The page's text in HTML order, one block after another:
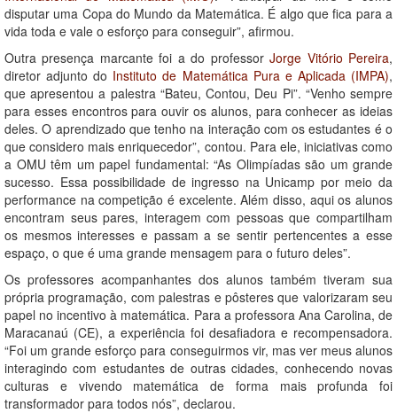
disputar uma Copa do Mundo da Matemática. É algo que fica para a
vida toda e vale o esforço para conseguir”, afirmou.
Outra presença marcante foi a do professorJorge Vitório Pereira,
diretor adjunto do Instituto de Matemática Pura e Aplicada (IMPA),
que apresentou a palestra “Bateu, Contou, Deu Pi”. “Venho sempre
para esses encontros para ouvir os alunos, para conhecer as ideias
deles. O aprendizado que tenho na interação com os estudantes é o
que considero mais enriquecedor”, contou. Para ele, iniciativas como
a OMU têm um papel fundamental: “As Olimpíadas são um grande
sucesso. Essa possibilidade de ingresso na Unicamp por meio da
performance na competição é excelente. Além disso, aqui os alunos
encontram seus pares, interagem com pessoas que compartilham
os mesmos interesses e passam a se sentir pertencentes a esse
espaço, o que é uma grande mensagem para o futuro deles”.
Os professores acompanhantes dos alunos também tiveram sua
própria programação, com palestras e pôsteres que valorizaram seu
papel no incentivo à matemática. Para a professora Ana Carolina, de
Maracanaú (CE), a experiência foi desafiadora e recompensadora.
“Foi um grande esforço para conseguirmos vir, mas ver meus alunos
interagindo com estudantes de outras cidades, conhecendo novas
culturas e vivendo matemática de forma mais profunda foi
transformador para todos nós”, declarou.